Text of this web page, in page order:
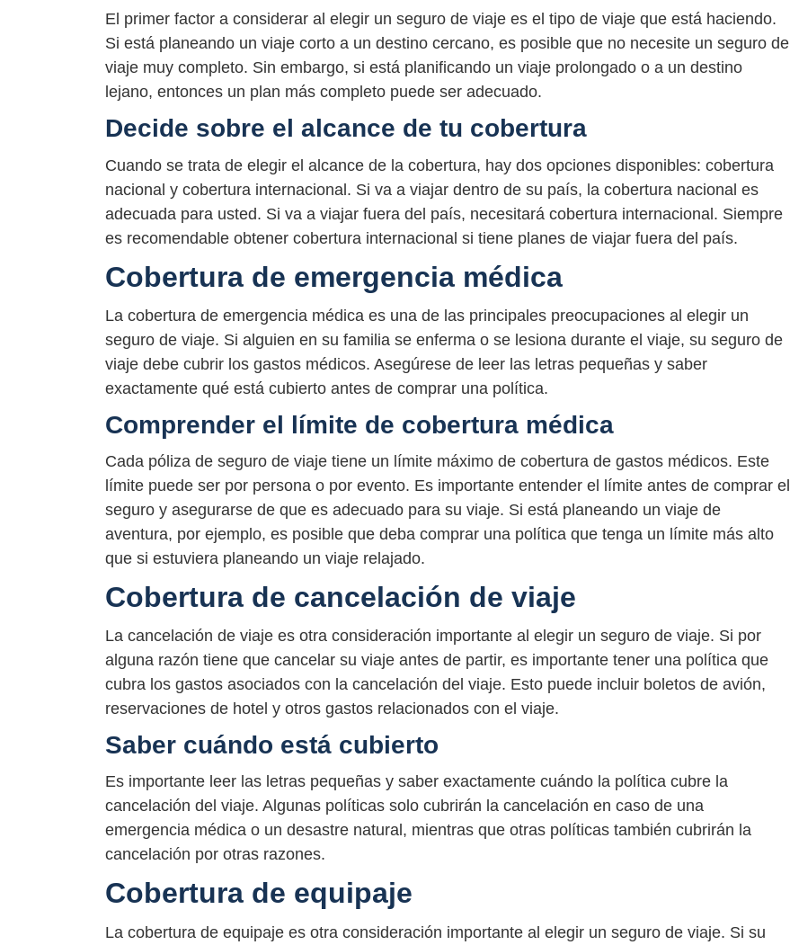
El primer factor a considerar al elegir un seguro de viaje es el tipo de viaje que está haciendo.
Si está planeando un viaje corto a un destino cercano, es posible que no necesite un seguro de
viaje muy completo. Sin embargo, si está planificando un viaje prolongado o a un destino
lejano, entonces un plan más completo puede ser adecuado.
Decide sobre el alcance de tu cobertura
Cuando se trata de elegir el alcance de la cobertura, hay dos opciones disponibles: cobertura
nacional y cobertura internacional. Si va a viajar dentro de su país, la cobertura nacional es
adecuada para usted. Si va a viajar fuera del país, necesitará cobertura internacional. Siempre
es recomendable obtener cobertura internacional si tiene planes de viajar fuera del país.
Cobertura de emergencia médica
La cobertura de emergencia médica es una de las principales preocupaciones al elegir un
seguro de viaje. Si alguien en su familia se enferma o se lesiona durante el viaje, su seguro de
viaje debe cubrir los gastos médicos. Asegúrese de leer las letras pequeñas y saber
exactamente qué está cubierto antes de comprar una política.
Comprender el límite de cobertura médica
Cada póliza de seguro de viaje tiene un límite máximo de cobertura de gastos médicos. Este
límite puede ser por persona o por evento. Es importante entender el límite antes de comprar el
seguro y asegurarse de que es adecuado para su viaje. Si está planeando un viaje de
aventura, por ejemplo, es posible que deba comprar una política que tenga un límite más alto
que si estuviera planeando un viaje relajado.
Cobertura de cancelación de viaje
La cancelación de viaje es otra consideración importante al elegir un seguro de viaje. Si por
alguna razón tiene que cancelar su viaje antes de partir, es importante tener una política que
cubra los gastos asociados con la cancelación del viaje. Esto puede incluir boletos de avión,
reservaciones de hotel y otros gastos relacionados con el viaje.
Saber cuándo está cubierto
Es importante leer las letras pequeñas y saber exactamente cuándo la política cubre la
cancelación del viaje. Algunas políticas solo cubrirán la cancelación en caso de una
emergencia médica o un desastre natural, mientras que otras políticas también cubrirán la
cancelación por otras razones.
Cobertura de equipaje
La cobertura de equipaje es otra consideración importante al elegir un seguro de viaje. Si su